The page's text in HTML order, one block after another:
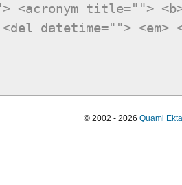
<acronym title="">
<del datetime="">
© 2002 - 2026 Quami